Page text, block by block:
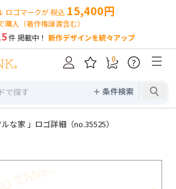
ロゴマークが 税込 15,400円
購入（著作権譲渡含む）
件 掲載中！ 新作デザインを続々アップ
＋ 条件検索
0 ?
な家 」ロゴ詳細（no.35525）